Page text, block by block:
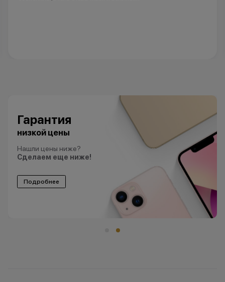
Гарантия
низкой цены
Нашли цены ниже?
Сделаем еще ниже!
Подробнее